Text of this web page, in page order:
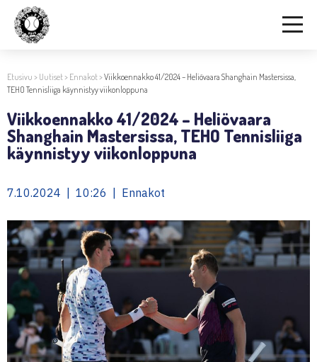
Etusivu > Uutiset> Ennakot>Viikkoennakko 41/2024 – Heliövaara Shanghain Mastersissa,
TEHO Tennisliiga käynnistyy viikonloppuna
Viikkoennakko 41/2024 – Heliövaara
Shanghain Mastersissa, TEHO Tennisliiga
käynnistyy viikonloppuna
7.10.2024 | 10:26 | Ennakot